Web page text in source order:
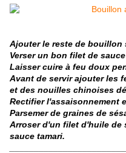
Ajouter le reste de bouillon
Verser un bon filet de
Laisser cuire à feu doux
Avant de servir ajouter les
et des nouilles chinoises
Rectifier l'assaisonnement
Parsemer de graines de
Arroser d'un filet d'huile de
sauce tamari.